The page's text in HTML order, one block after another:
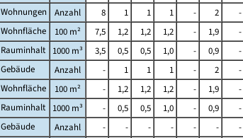
Wohnungen
Anzahl 8 1 1 1 - 2 -
Wohnfläche
100 m² 7,5 1,2 1,2 1,2 - 1,9 -
Rauminhalt
1000 m³ 3,5 0,5 0,5 1,0 - 0,9 -
Gebäude Anzahl - 1 1 1 - 2 -
Wohnfläche
100 m² - 1,2 1,2 1,2 - 1,9 -
Rauminhalt
1000 m³ - 0,5 0,5 1,0 - 0,9 -
Gebäude Anzahl - - - - - - -